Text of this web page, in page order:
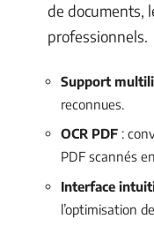
de documents,
professionnels.
Support
reconnues.
OCR PDF :
PDF scannés
Interface
l’optimisation